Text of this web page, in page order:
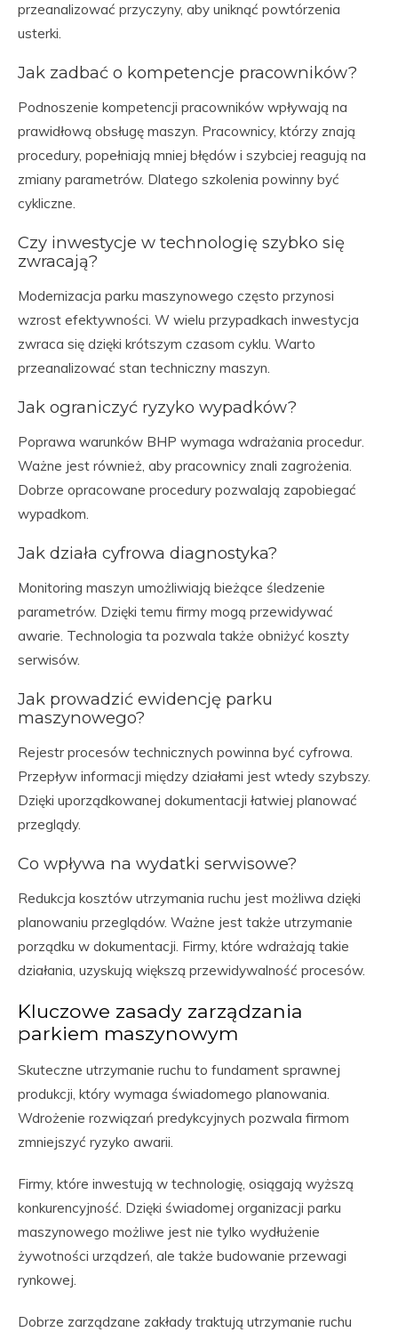
przeanalizować przyczyny, aby uniknąć powtórzenia
usterki.
Jak zadbać o kompetencje pracowników?
Podnoszenie kompetencji pracowników wpływają na
prawidłową obsługę maszyn. Pracownicy, którzy znają
procedury, popełniają mniej błędów i szybciej reagują na
zmiany parametrów. Dlatego szkolenia powinny być
cykliczne.
Czy inwestycje w technologię szybko się
zwracają?
Modernizacja parku maszynowego często przynosi
wzrost efektywności. W wielu przypadkach inwestycja
zwraca się dzięki krótszym czasom cyklu. Warto
przeanalizować stan techniczny maszyn.
Jak ograniczyć ryzyko wypadków?
Poprawa warunków BHP wymaga wdrażania procedur.
Ważne jest również, aby pracownicy znali zagrożenia.
Dobrze opracowane procedury pozwalają zapobiegać
wypadkom.
Jak działa cyfrowa diagnostyka?
Monitoring maszyn umożliwiają bieżące śledzenie
parametrów. Dzięki temu firmy mogą przewidywać
awarie. Technologia ta pozwala także obniżyć koszty
serwisów.
Jak prowadzić ewidencję parku
maszynowego?
Rejestr procesów technicznych powinna być cyfrowa.
Przepływ informacji między działami jest wtedy szybszy.
Dzięki uporządkowanej dokumentacji łatwiej planować
przeglądy.
Co wpływa na wydatki serwisowe?
Redukcja kosztów utrzymania ruchu jest możliwa dzięki
planowaniu przeglądów. Ważne jest także utrzymanie
porządku w dokumentacji. Firmy, które wdrażają takie
działania, uzyskują większą przewidywalność procesów.
Kluczowe zasady zarządzania
parkiem maszynowym
Skuteczne utrzymanie ruchu to fundament sprawnej
produkcji, który wymaga świadomego planowania.
Wdrożenie rozwiązań predykcyjnych pozwala firmom
zmniejszyć ryzyko awarii.
Firmy, które inwestują w technologię, osiągają wyższą
konkurencyjność. Dzięki świadomej organizacji parku
maszynowego możliwe jest nie tylko wydłużenie
żywotności urządzeń, ale także budowanie przewagi
rynkowej.
Dobrze zarządzane zakłady traktują utrzymanie ruchu